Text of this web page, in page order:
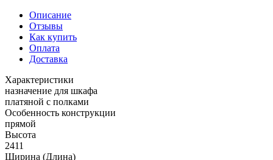
Описание
Отзывы
Как купить
Оплата
Доставка
Характеристики
назначение для шкафа
платяной с полками
Особенность конструкции
прямой
Высота
2411
Ширина (Длина)